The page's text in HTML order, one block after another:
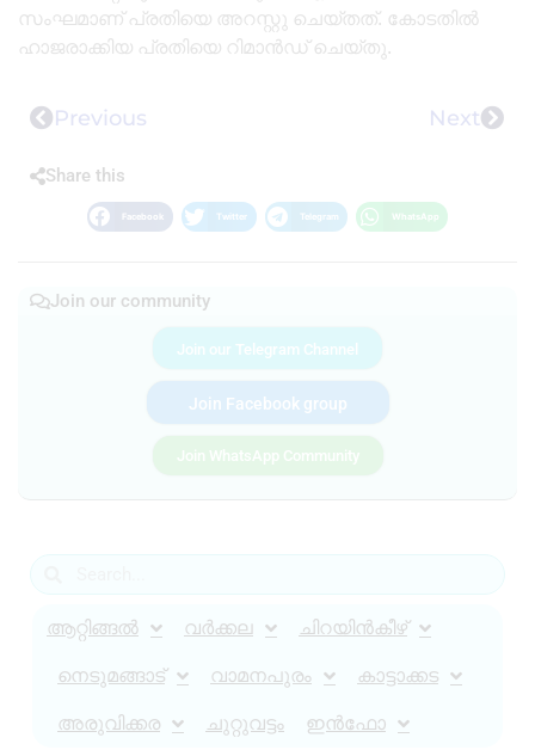
സംഘമാണ് പ്രതിയെ അറസ്റ്റു ചെയ്തത്. കോടതിൽ
ഹാജരാക്കിയ പ്രതിയെ റിമാൻഡ് ചെയ്തു.
Previous Next
Share this
Facebook Twitter Telegram WhatsApp
Join our community
Join our Telegram Channel
Join Facebook group
Join WhatsApp Community
ആറ്റിങ്ങൽ വർക്കല ചിറയിൻകീഴ്
നെടുമങ്ങാട് വാമനപുരം കാട്ടാക്കട
അരുവിക്കര ചുറ്റുവട്ടം ഇൻഫോ